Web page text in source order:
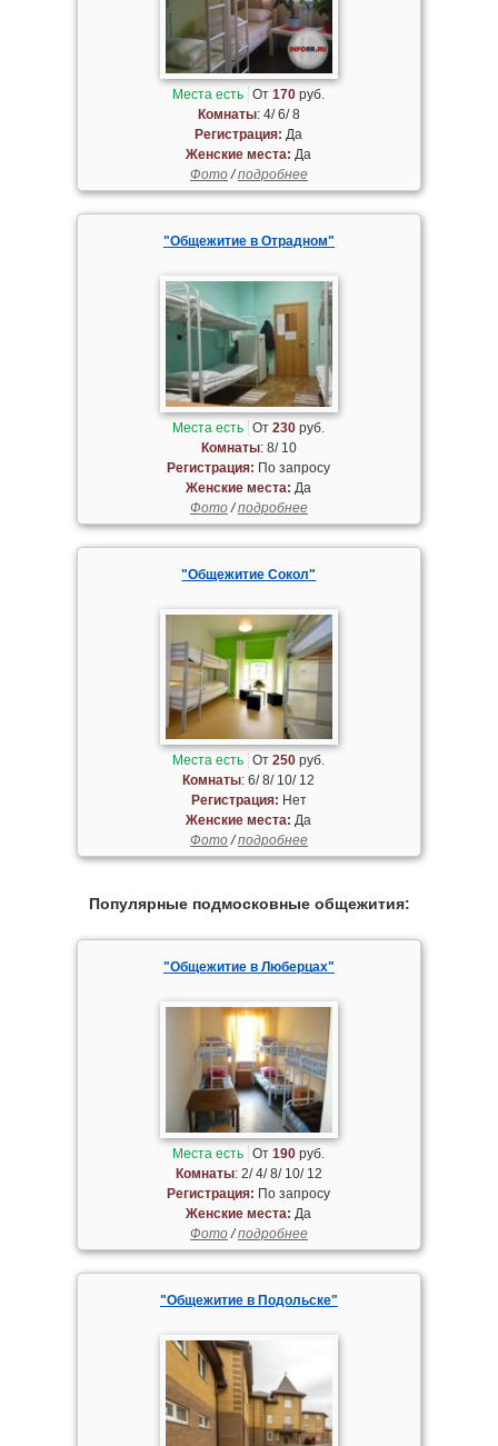
Места есть От170 руб.
Комнаты: 4/ 6/ 8
Регистрация: Да
Женские места: Да
Фото/подробнее
"Общежитие в Отрадном"
Места есть От230 руб.
Комнаты: 8/ 10
Регистрация: По запросу
Женские места: Да
Фото/подробнее
"Общежитие Сокол"
Места есть От250 руб.
Комнаты: 6/ 8/ 10/ 12
Регистрация: Нет
Женские места: Да
Фото/подробнее
Популярные подмосковные общежития:
"Общежитие в Люберцах"
Места есть От190 руб.
Комнаты: 2/ 4/ 8/ 10/ 12
Регистрация: По запросу
Женские места: Да
Фото/подробнее
"Общежитие в Подольске"